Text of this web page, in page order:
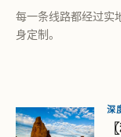
每一条线路都经过实
身定制。
深